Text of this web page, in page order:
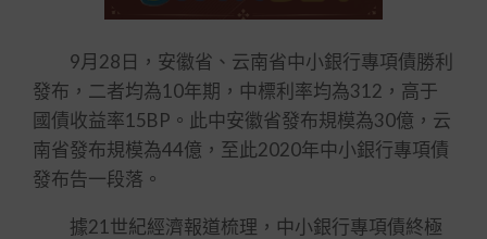
9月28日，安徽省、云南省中小銀行專項債勝利
發布，二者均為10年期，中標利率均為312，高于
國債收益率15BP。此中安徽省發布規模為30億，云
南省發布規模為44億，至此2020年中小銀行專項債
發布告一段落。
據21世紀經濟報道梳理，中小銀行專項債終極